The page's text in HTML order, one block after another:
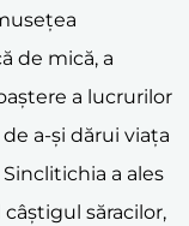
de mică, a
a lucrurilor
a-și dărui viața
a ales
săracilor,